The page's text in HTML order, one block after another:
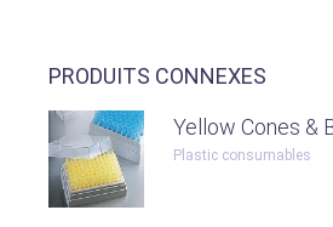
PRODUITS CONNEXES
Yellow Cones &
Plastic consumables